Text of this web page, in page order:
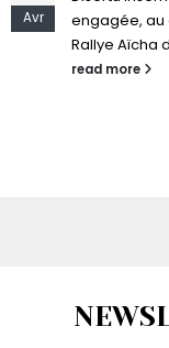
Jan
l’élégance
faire. Dans
read more